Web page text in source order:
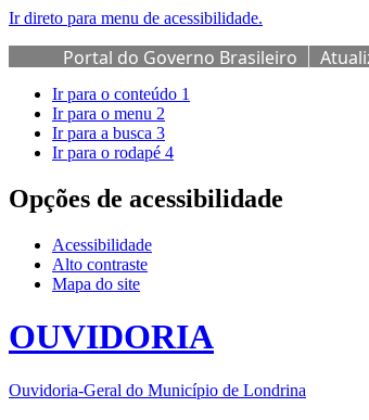
Ir direto para menu de acessibilidade.
Portal do Governo Brasileiro
Ir para o conteúdo 1
Ir para o menu 2
Ir para a busca 3
Ir para o rodapé 4
Opções de acessibilidade
Acessibilidade
Alto contraste
Mapa do site
OUVIDORIA
Ouvidoria-Geral do Município de Londrina